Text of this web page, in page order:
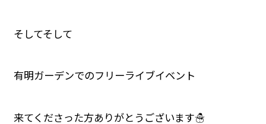
そしてそして
有明ガーデンでのフリーライブイベント
来てくださった方ありがとうございます☃️